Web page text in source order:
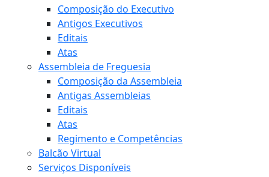
Composição do Executivo
Antigos Executivos
Editais
Atas
Assembleia de Freguesia
Composição da Assembleia
Antigas Assembleias
Editais
Atas
Regimento e Competências
Balcão Virtual
Serviços Disponíveis